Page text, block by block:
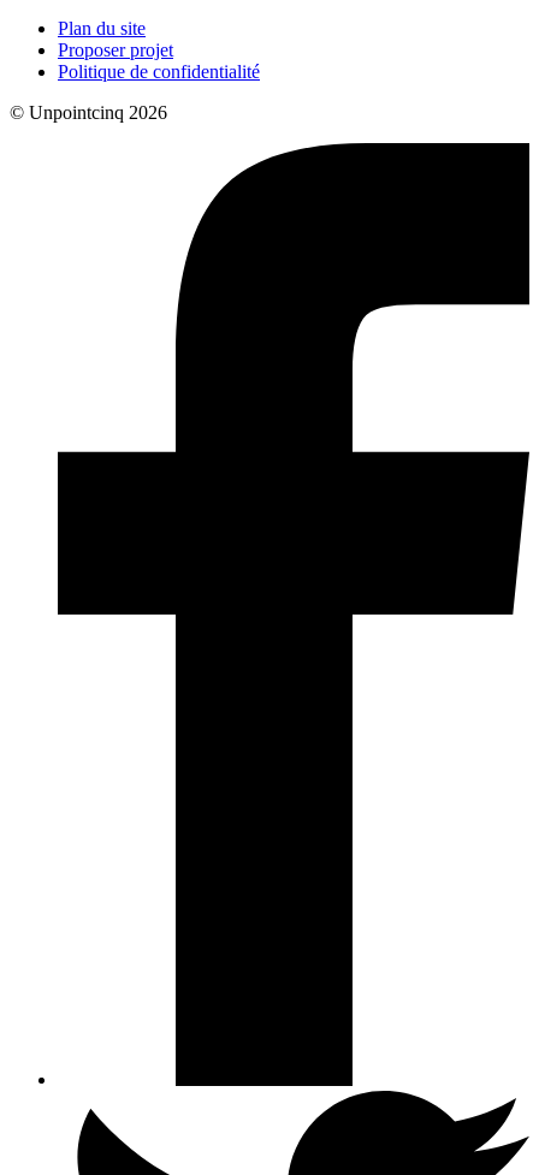
Plan du site
Proposer projet
Politique de confidentialité
© Unpointcinq 2026